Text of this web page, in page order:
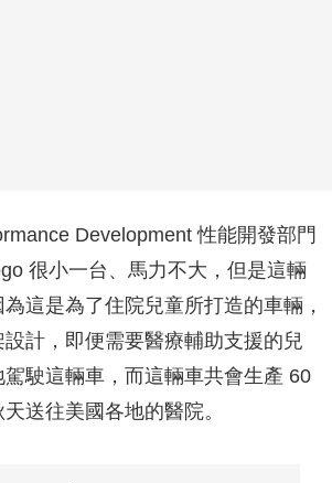
Development 性能開發部門
很小一台、馬力不大，但是這輛
這是為了住院兒童所打造的車輛，
計，即便需要醫療輔助支援的兒
駛這輛車，而這輛車共會生產 60
送往美國各地的醫院。